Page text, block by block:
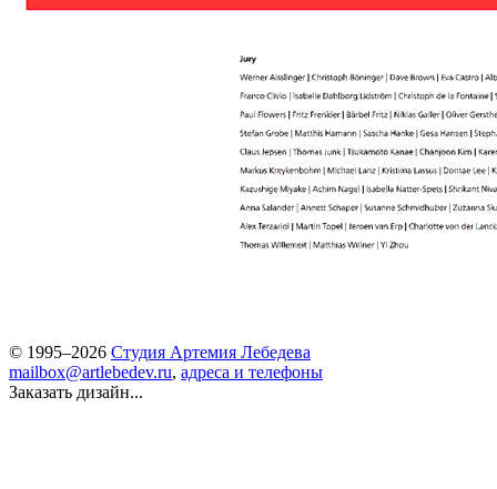
© 1995–2026 Студия Артемия Лебедева
mailbox@artlebedev.ru, адреса и телефоны
Заказать дизайн...